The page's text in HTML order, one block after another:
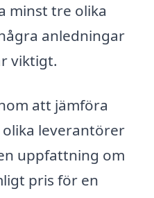
minst tre olika
anledningar
viktigt.
att jämföra
leverantörer
uppfattning om
pris för en